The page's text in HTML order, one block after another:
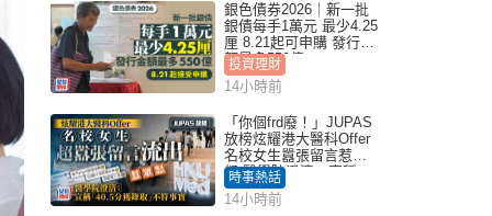
銀色債券2026｜新一批
銀債每手1萬元 最少4.25
厘 8.21起可申購 發行金
額最多550億
投資理財
14小時前
「你個frd廢！」JUPAS
放榜炫耀港大醫科Offer
名校女生囂張留言惹眾
怒 醫學院澄清：宣稱
「40.5分獲錄取」不符事
實｜Juicy叮
時事熱話
14小時前